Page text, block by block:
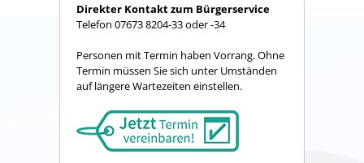
Direkter Kontakt zum Bürgerservice
Telefon 07673 8204-33 oder -34
Personen mit Termin haben Vorrang. Ohne
Termin müssen Sie sich unter Umständen
auf längere Wartezeiten einstellen.